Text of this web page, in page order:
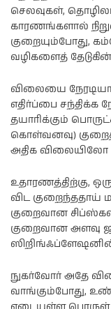
செலவுகள்,
காரணங்களால்
குறையும்போது,
வழிகளைத்
விலையை
எதிர்ப்பை சந்திக்க
தயாரிக்கும்
கொள்வனவு)
அதிக விலையிலோ
உதாரணத்திற்கு,
விட குறைந்ததாய்
குறைவான சிப்ஸ்கள்
குறைவான அளவு
நுகர்வோர் அதே
வாங்கும்போது,